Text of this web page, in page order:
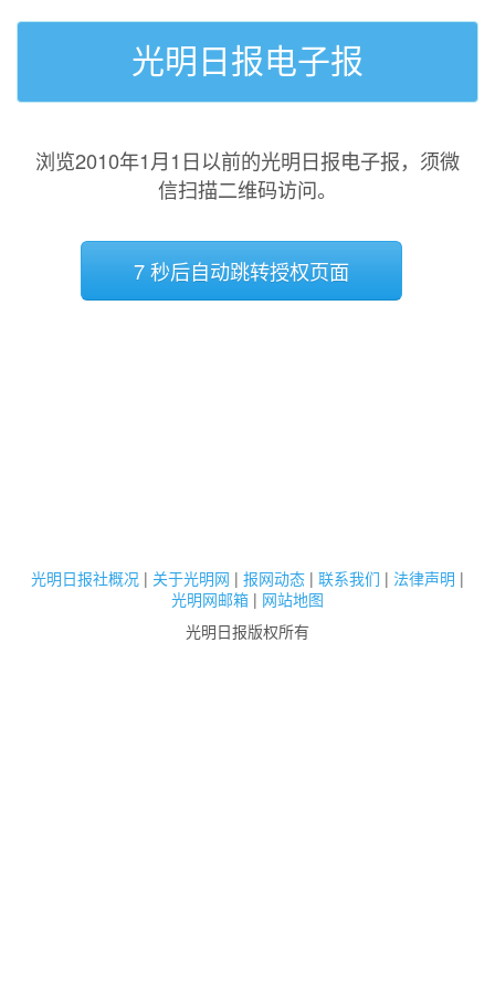
光明日报电子报
浏览2010年1月1日以前的光明日报电子报，须微
信扫描二维码访问。
7 秒后自动跳转授权页面
光明日报社概况 | 关于光明网 | 报网动态 | 联系我们 | 法律声明 |
光明网邮箱 | 网站地图
光明日报版权所有